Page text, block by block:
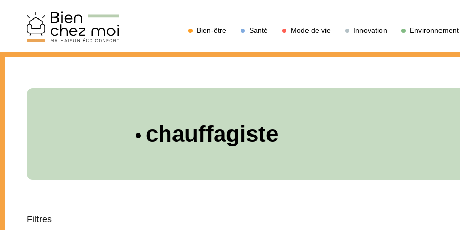
Bien-être Santé Mode de vie Innovation Environnement
chauffagiste
Filtres